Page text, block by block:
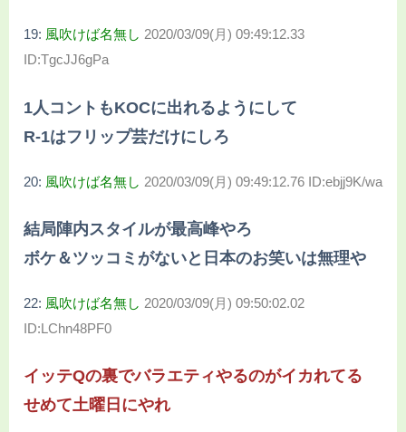
19: 風吹けば名無し 2020/03/09(月) 09:49:12.33
ID:TgcJJ6gPa
1人コントもKOCに出れるようにして
R-1はフリップ芸だけにしろ
20: 風吹けば名無し 2020/03/09(月) 09:49:12.76 ID:ebjj9K/wa
結局陣内スタイルが最高峰やろ
ボケ＆ツッコミがないと日本のお笑いは無理や
22: 風吹けば名無し 2020/03/09(月) 09:50:02.02
ID:LChn48PF0
イッテQの裏でバラエティやるのがイカれてる
せめて土曜日にやれ